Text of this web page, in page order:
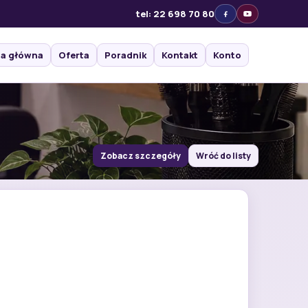
tel: 22 698 70 80
główna Oferta Poradnik Kontakt Konto
Zobacz szczegóły Wróć do listy